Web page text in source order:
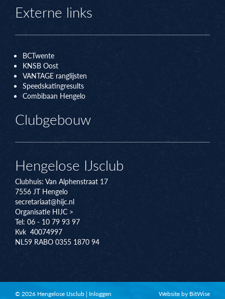
Externe links
BCTwente
KNSB Oost
VANTAGE ranglijsten
Speedskatingresults
Combibaan Hengelo
Clubgebouw
Hengelose IJsclub
Clubhuis: Van Alphenstraat 17
7556 JT Hengelo
secretariaat@hijc.nl
Organisatie HIJC >
Tel: 06 - 10 79 93 97
Kvk 40074997
NL59 RABO 0355 1870 94
Website by BitWise
© 2026 Hengelose IJsclub | Inloggen